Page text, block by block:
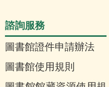
諮詢服務
圖書館證件申請辦法
圖書館使用規則